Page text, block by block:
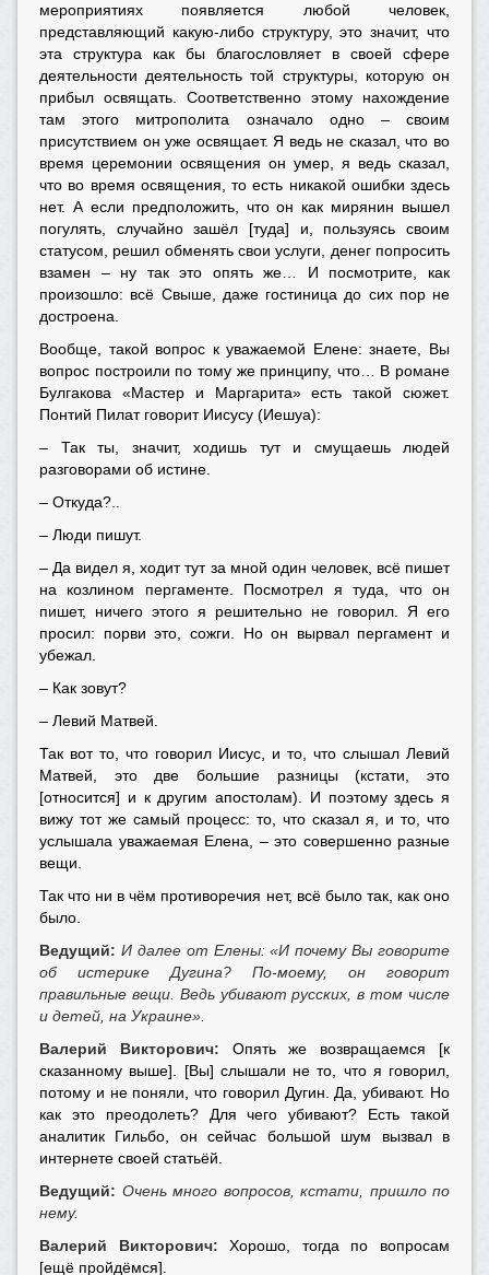
мероприятиях появляется любой человек,
представляющий какую-либо структуру, это значит, что
эта структура как бы благословляет в своей сфере
деятельности деятельность той структуры, которую он
прибыл освящать. Соответственно этому нахождение
там этого митрополита означало одно – своим
присутствием он уже освящает. Я ведь не сказал, что во
время церемонии освящения он умер, я ведь сказал,
что во время освящения, то есть никакой ошибки здесь
нет. А если предположить, что он как мирянин вышел
погулять, случайно зашёл [туда] и, пользуясь своим
статусом, решил обменять свои услуги, денег попросить
взамен – ну так это опять же… И посмотрите, как
произошло: всё Свыше, даже гостиница до сих пор не
достроена.
Вообще, такой вопрос к уважаемой Елене: знаете, Вы
вопрос построили по тому же принципу, что… В романе
Булгакова «Мастер и Маргарита» есть такой сюжет.
Понтий Пилат говорит Иисусу (Иешуа):
– Так ты, значит, ходишь тут и смущаешь людей
разговорами об истине.
– Откуда?..
– Люди пишут.
– Да видел я, ходит тут за мной один человек, всё пишет
на козлином пергаменте. Посмотрел я туда, что он
пишет, ничего этого я решительно не говорил. Я его
просил: порви это, сожги. Но он вырвал пергамент и
убежал.
– Как зовут?
– Левий Матвей.
Так вот то, что говорил Иисус, и то, что слышал Левий
Матвей, это две большие разницы (кстати, это
[относится] и к другим апостолам). И поэтому здесь я
вижу тот же самый процесс: то, что сказал я, и то, что
услышала уважаемая Елена, – это совершенно разные
вещи.
Так что ни в чём противоречия нет, всё было так, как оно
было.
Ведущий: И далее от Елены: «И почему Вы говорите
об истерике Дугина? По-моему, он говорит
правильные вещи. Ведь убивают русских, в том числе
и детей, на Украине».
Валерий Викторович: Опять же возвращаемся [к
сказанному выше]. [Вы] слышали не то, что я говорил,
потому и не поняли, что говорил Дугин. Да, убивают. Но
как это преодолеть? Для чего убивают? Есть такой
аналитик Гильбо, он сейчас большой шум вызвал в
интернете своей статьёй.
Ведущий: Очень много вопросов, кстати, пришло по
нему.
Валерий Викторович: Хорошо, тогда по вопросам
[ещё пройдёмся].